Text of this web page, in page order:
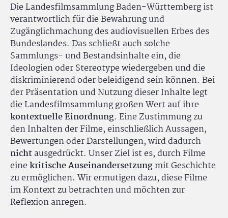
Die Landesfilmsammlung Baden-Württemberg ist
verantwortlich für die Bewahrung und
Zugänglichmachung des audiovisuellen Erbes des
Bundeslandes. Das schließt auch solche
Sammlungs- und Bestandsinhalte ein, die
Ideologien oder Stereotype wiedergeben und die
diskriminierend oder beleidigend sein können. Bei
der Präsentation und Nutzung dieser Inhalte legt
die Landesfilmsammlung großen Wert auf ihre
kontextuelle Einordnung. Eine Zustimmung zu
den Inhalten der Filme, einschließlich Aussagen,
Bewertungen oder Darstellungen, wird dadurch
nichtausgedrückt. Unser Ziel ist es, durch Filme
einekritische Auseinandersetzungmit Geschichte
zu ermöglichen. Wir ermutigen dazu, diese Filme
im Kontext zu betrachten und möchten zur
Reflexion anregen.